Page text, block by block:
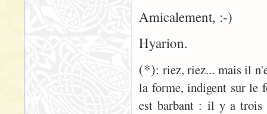
Amicalement, :-)
Hyarion.
(*): riez, riez... mais il
la forme, indigent sur le
est barbant : il y a trois